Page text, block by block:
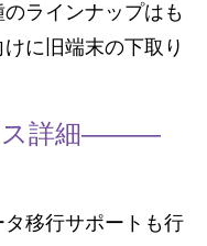
ラインナップはも
に旧端末の下取り
ス詳細―――
移行サポートも行